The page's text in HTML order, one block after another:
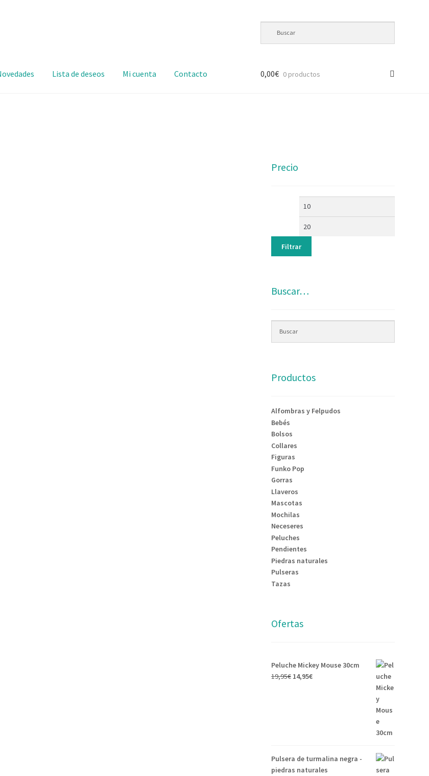
Lista de deseos Mi cuenta Contacto 0,00€ 0 productos
Precio
Filtrar
Buscar…
Productos
Alfombras y Felpudos
Bebés
Bolsos
Collares
Figuras
Funko Pop
Gorras
Llaveros
Mascotas
Mochilas
Neceseres
Peluches
Pendientes
Piedras naturales
Pulseras
Tazas
Ofertas
Peluche Mickey Mouse 30cm
19,95€ 14,95€
Pulsera de turmalina negra -
piedras naturales